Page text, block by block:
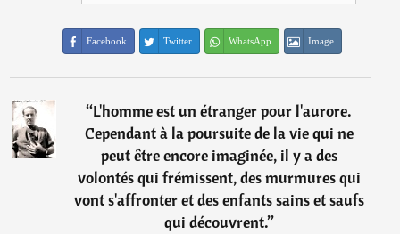
Facebook Twitter WhatsApp Image
“L'homme est un étranger pour l'aurore.
Cependant à la poursuite de la vie qui ne
peut être encore imaginée, il y a des
volontés qui frémissent, des murmures qui
vont s'affronter et des enfants sains et saufs
qui découvrent.”